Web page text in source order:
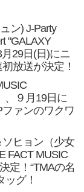
ン) J-Party
"GALAXY
29日(日)にニ
放送が決定！
、９月19日に
ァンのワクワ
ヒョン（少女
FACT MUSIC
定！“TMAの名
ッグ！